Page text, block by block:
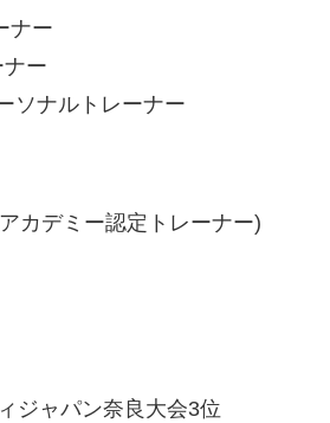
ナー
ー
ソナルトレーナー
カデミー認定トレーナー)
ジャパン奈良大会3位